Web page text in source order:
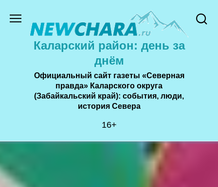
содержанию
Каларский район: день за
днём
Официальный сайт газеты «Северная
правда» Каларского округа
(Забайкальский край): события, люди,
история Cевера
16+